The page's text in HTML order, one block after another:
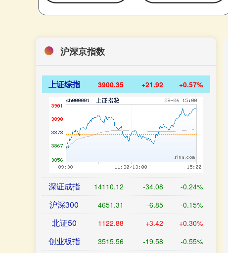
沪深京指数
上证综指 3900.35 +21.92 +0.57%
深证成指 14110.12 -34.08 -0.24%
沪深300 4651.31 -6.85 -0.15%
北证50 1122.88 +3.42 +0.30%
创业板指 3515.56 -19.58 -0.55%